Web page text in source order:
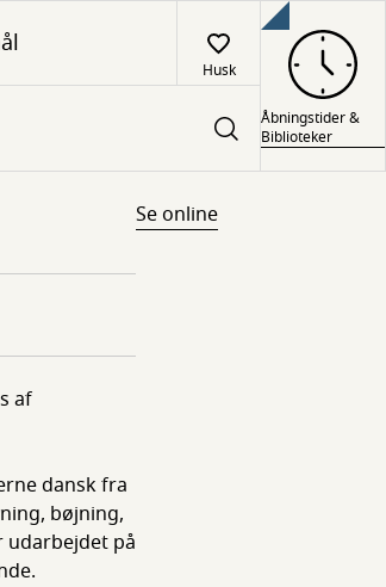
Husk
Åbningstider &
Biblioteker
af
dansk fra
bøjning,
udarbejdet på
Se online